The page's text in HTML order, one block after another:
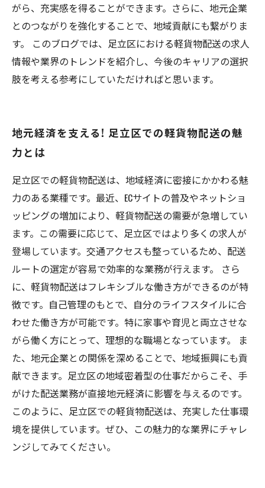
がら、充実感を得ることができます。さらに、地元企業
とのつながりを強化することで、地域貢献にも繋がりま
す。 このブログでは、足立区における軽貨物配送の求人
情報や業界のトレンドを紹介し、今後のキャリアの選択
肢を考える参考にしていただければと思います。
地元経済を支える! 足立区での軽貨物配送の魅
力とは
足立区での軽貨物配送は、地域経済に密接にかかわる魅
力のある業種です。最近、ECサイトの普及やネットショ
ッピングの増加により、軽貨物配送の需要が急増してい
ます。この需要に応じて、足立区ではより多くの求人が
登場しています。交通アクセスも整っているため、配送
ルートの選定が容易で効率的な業務が行えます。 さら
に、軽貨物配送はフレキシブルな働き方ができるのが特
徴です。自己管理のもとで、自分のライフスタイルに合
わせた働き方が可能です。特に家事や育児と両立させな
がら働く方にとって、理想的な職場となっています。 ま
た、地元企業との関係を深めることで、地域振興にも貢
献できます。足立区の地域密着型の仕事だからこそ、手
がけた配送業務が直接地元経済に影響を与えるのです。
このように、足立区での軽貨物配送は、充実した仕事環
境を提供しています。ぜひ、この魅力的な業界にチャレ
ンジしてみてください。